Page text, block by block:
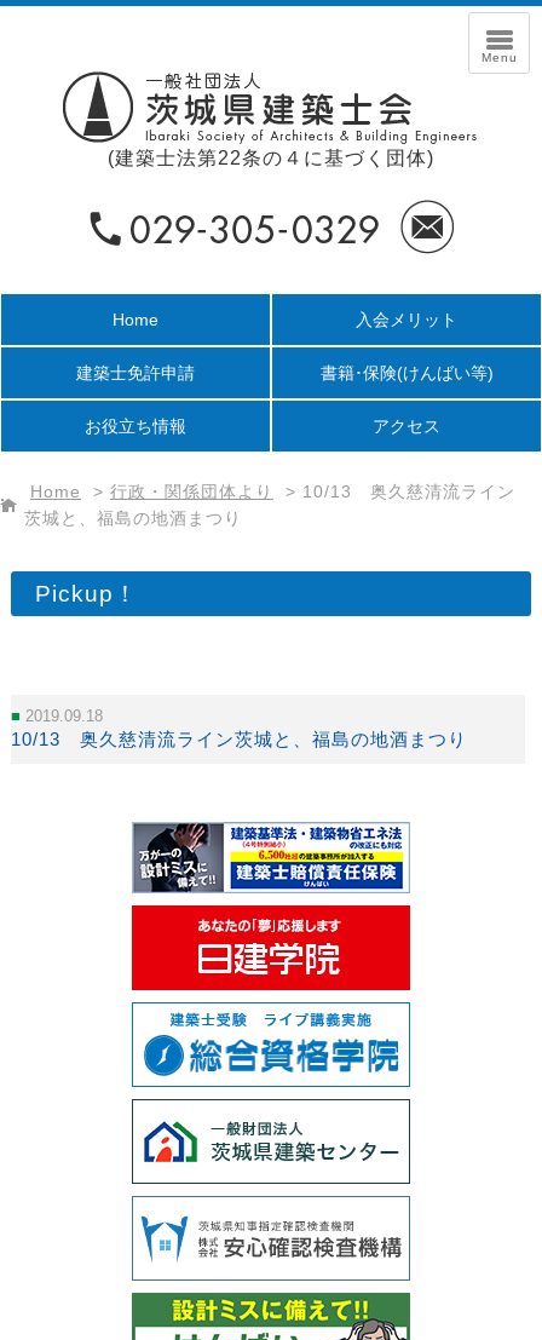
(建築士法第22条の４に基づく団体)
Home 入会メリット
建築士免許申請 書籍･保険(けんばい等)
お役立ち情報 アクセス
Home > 行政・関係団体より > 10/13 奥久慈清流ライン
茨城と、福島の地酒まつり
Pickup！
2019.09.18
10/13 奥久慈清流ライン茨城と、福島の地酒まつり